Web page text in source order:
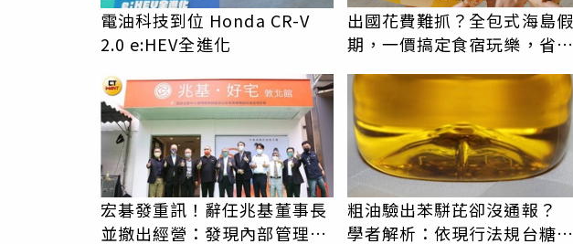
電油科技到位 Honda CR-V
2.0 e:HEV全進化
出國花費難抓？全包式海島假
期，一價搞定食宿玩樂，省錢
更省心！
宏碁發重訊！辭任兆基董事長
並撤出經營：發現內部管理缺
粗油驗出苯駢芘卻沒通報？
學者解析：依現行法規台糖沒